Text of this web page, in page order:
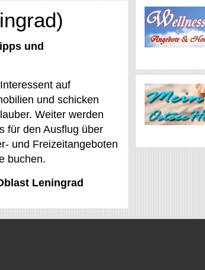
und
auf
und schicken
Weiter werden
für den Ausflug über
und Freizeitangeboten
buchen.
Leningrad